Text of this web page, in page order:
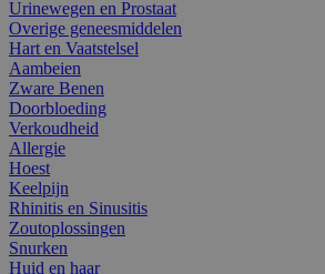
Urinewegen en Prostaat
Overige geneesmiddelen
Hart en Vaatstelsel
Aambeien
Zware Benen
Doorbloeding
Verkoudheid
Allergie
Hoest
Keelpijn
Rhinitis en Sinusitis
Zoutoplossingen
Snurken
Huid en haar